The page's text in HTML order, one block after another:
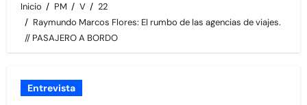
Inicio PM V
22
Raymundo Marcos Flores: El rumbo de las agencias de viajes.
// PASAJERO A BORDO
Entrevista